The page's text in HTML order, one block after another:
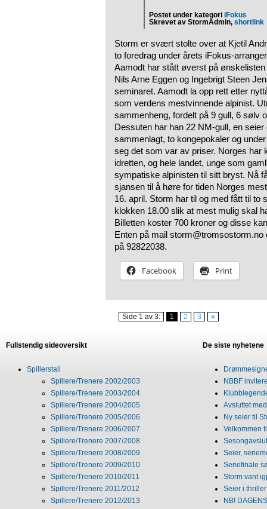
Postet under kategoriiFokus
Skrevet av StormAdmin,shortlink
Storm er svært stolte over at Kjetil
to foredrag under årets iFokus-
Aamodt har stått øverst på
Nils Arne Eggen og Ingebrigt Steen
seminaret. Aamodt la opp rett etter
som verdens mestvinnende alpinist.
sammenheng, fordelt på 9 gull, 6 sølv
Dessuten har han 22 NM-gull, en
sammenlagt, to kongepokaler og
seg det som var av priser. Norges har
idretten, og hele landet, unge som
sympatiske alpinisten til sitt bryst. Nå
sjansen til å høre for tiden Norges
16. april. Storm har til og med fått til to
klokken 18.00 slik at mest mulig skal
Billetten koster 700 kroner og disse
Enten på mail storm@tromsostorm.no
på 92822038.
Facebook Print
Side 1 av 3: 1 2 3 »
Fullstendig sideoversikt
Spillerstall
Spillere/Trenere 2002/2003
Spillere/Trenere 2003/2004
Spillere/Trenere 2004/2005
Spillere/Trenere 2005/2006
Spillere/Trenere 2006/2007
Spillere/Trenere 2007/2008
Spillere/Trenere 2008/2009
Spillere/Trenere 2009/2010
Spillere/Trenere 2010/2011
Spillere/Trenere 2011/2012
Spillere/Trenere 2012/2013
De siste nyhetene
NBBF
Avsluttet
Ny seier til
Velkommen
Seier,
Seriefinale
Storm vant
Seier i
NB!